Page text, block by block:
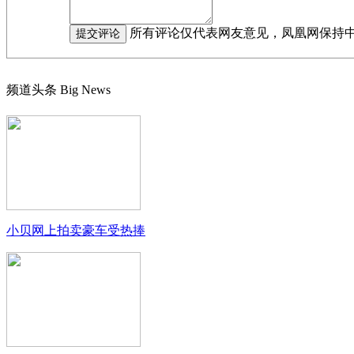
所有评论仅代表网友意见，凤凰网保持
频道头条 Big News
小贝网上拍卖豪车受热捧